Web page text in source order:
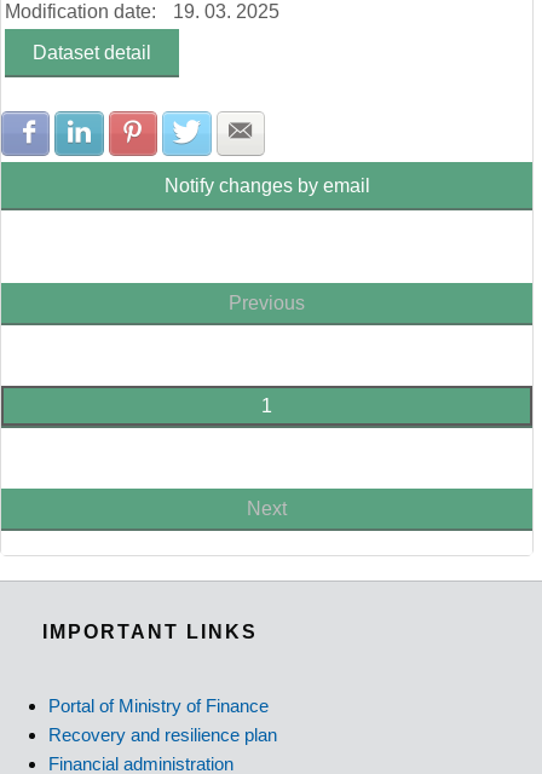
Modification date:
19. 03. 2025
Dataset detail
Share with Facebook
Share with LinkedIn
Share with Pinterest
Share with Twitter
Notify changes by email
Previous
1
Next
IMPORTANT LINKS
Portal of Ministry of Finance
Recovery and resilience plan
Financial administration